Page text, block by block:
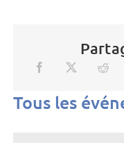
Tous les